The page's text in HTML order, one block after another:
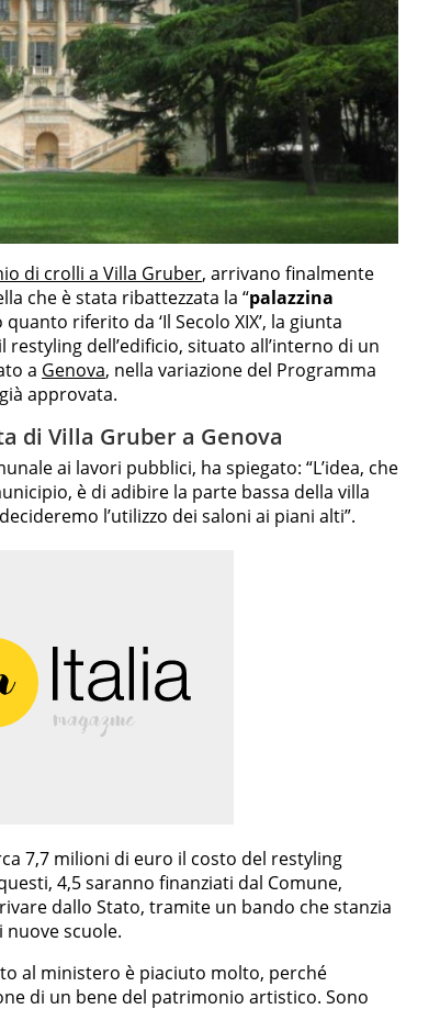
di crolli a Villa Gruber, arrivano finalmente
che è stata ribattezzata la “palazzina
quanto riferito da ‘Il Secolo XIX’, la giunta
dell’edificio, situato all’interno di un
a Genova, nella variazione del Programma
approvata.
di Villa Gruber a Genova
ai lavori pubblici, ha spiegato: “L’idea, che
è di adibire la parte bassa della villa
l’utilizzo dei saloni ai piani alti”.
7,7 milioni di euro il costo del restyling
4,5 saranno finanziati dal Comune,
dallo Stato, tramite un bando che stanzia
scuole.
al ministero è piaciuto molto, perché
di un bene del patrimonio artistico. Sono